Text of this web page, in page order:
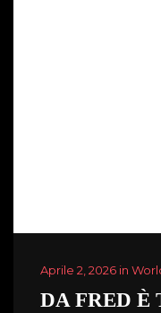
Aprile 2, 2026 in
DA FRED È